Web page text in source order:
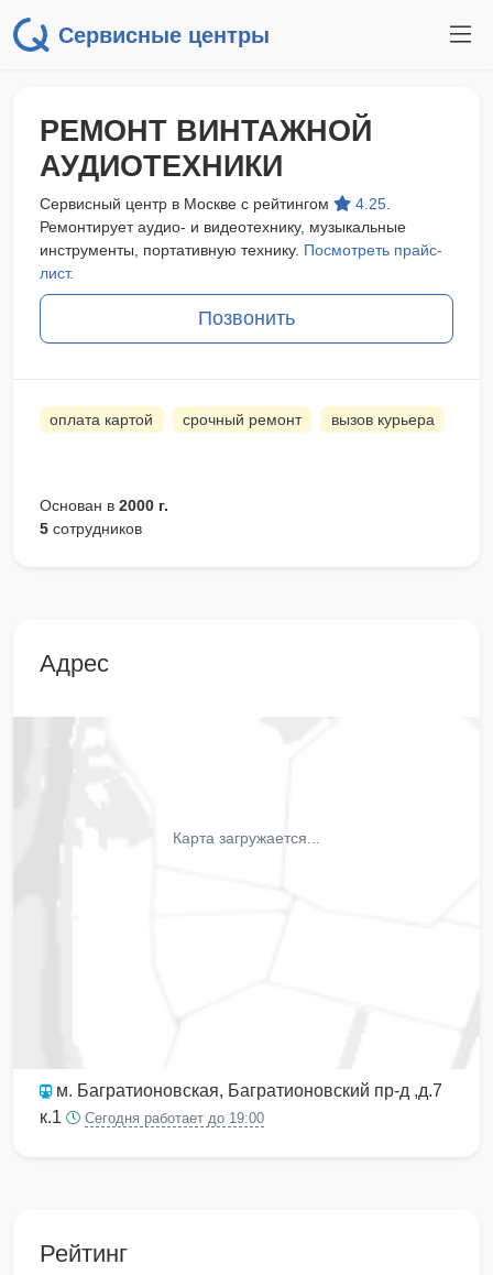
Сервисные центры
РЕМОНТ ВИНТАЖНОЙ
АУДИОТЕХНИКИ
Сервисный центр в Москве с рейтингом 4.25
Ремонтирует аудио- и видеотехнику, музыкальные
инструменты, портативную технику. Посмотреть прайс-
лист.
Позвонить
оплата картой срочный ремонт вызов курьера
Основан в 2000 г.
5 сотрудников
Адрес
Карта загружается...
м. Багратионовская, Багратионовский пр-д ,д.7
к.1
Сегодня работает до 19:00
Рейтинг